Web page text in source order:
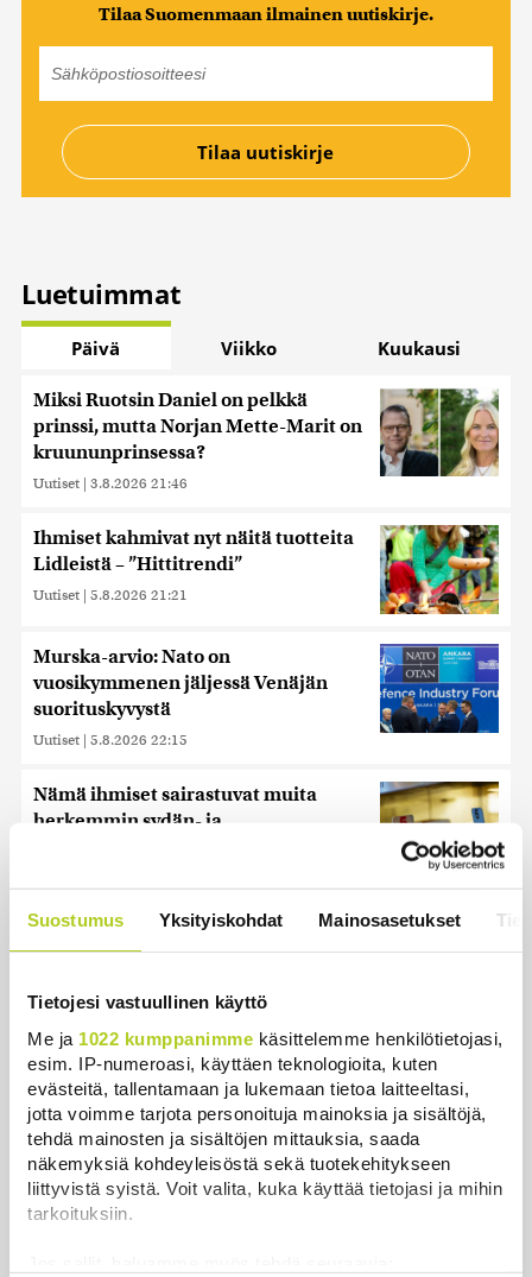
Suostumus Yksityiskohdat Mainosasetukset
Tietojesi vastuullinen käyttö
Me ja 1022 kumppanimme käsittelemme henkilötietojasi,
esim. IP-numeroasi, käyttäen teknologioita, kuten
evästeitä, tallentamaan ja lukemaan tietoa laitteeltasi,
jotta voimme tarjota personoituja mainoksia ja sisältöjä,
tehdä mainosten ja sisältöjen mittauksia, saada
näkemyksiä kohdeyleisöstä sekä tuotekehitykseen
liittyvistä syistä. Voit valita, kuka käyttää tietojasi ja mihin
tarkoituksiin.
Tilaa Suomenmaan ilmainen uutiskirje.
Luetuimmat
Päivä Viikko Kuukausi
Miksi Ruotsin Daniel on pelkkä
prinssi, mutta Norjan Mette-Marit on
kruununprinsessa?
Uutiset | 3.8.2026 21:46
Ihmiset kahmivat nyt näitä tuotteita
Lidleistä – ”Hittitrendi”
Uutiset | 5.8.2026 21:21
Murska-arvio: Nato on
vuosikymmenen jäljessä Venäjän
suorituskyvystä
Uutiset | 5.8.2026 22:15
Nämä ihmiset sairastuvat muita
herkemmin sydän- ja
Ukrainan mukaan yhtään Venäjän
ohjusta ei kyetty pudottamaan
ihmistä
Uutiset | 5.8.2026 9:21
Harva tajusi Hitlerin olympialaisissa,
mitä pinnan alla kyti
Uutiset 5.8.2026 21:41
Reuters: FBI aloitti yhteistyön Kiinan
huolissaan – ”Loistava peiterooli”